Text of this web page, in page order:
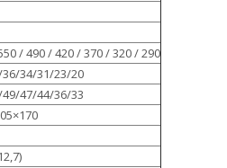
/ 490 / 420 / 370 / 320 / 290
34/31/23/20
47/44/36/33